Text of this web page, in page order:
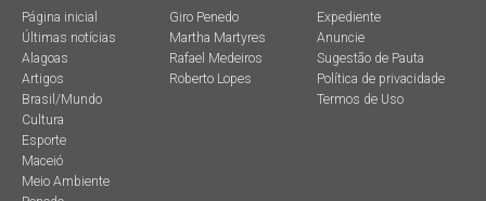
Página inicial
Últimas notícias
Alagoas
Artigos
Brasil/Mundo
Cultura
Esporte
Maceió
Meio Ambiente
Giro Penedo
Martha Martyres
Rafael Medeiros
Roberto Lopes
Expediente
Anuncie
Sugestão de Pauta
Política de privacidade
Termos de Uso